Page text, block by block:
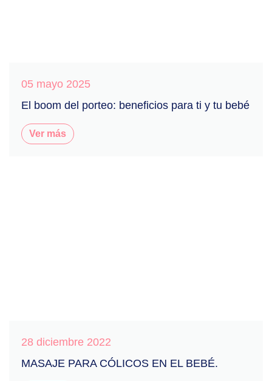
05 mayo 2025
El boom del porteo: beneficios para ti y tu bebé
Ver más
28 diciembre 2022
MASAJE PARA CÓLICOS EN EL BEBÉ.